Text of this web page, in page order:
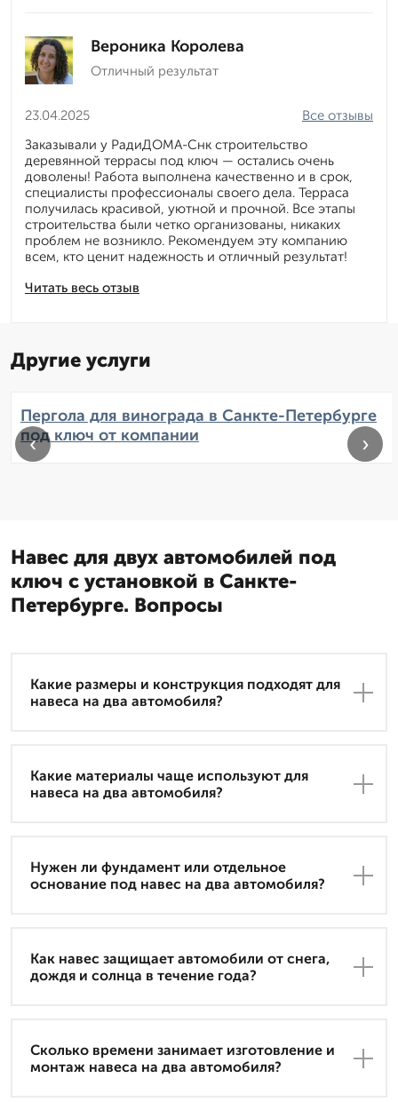
Вероника Королева
Отличный результат
23.04.2025
Читать весь отзыв
Все отзывы
Заказывали у РадиДОМА-Снк строительство
деревянной террасы под ключ — остались очень
доволены! Работа выполнена качественно и в срок,
специалисты профессионалы своего дела. Терраса
получилась красивой, уютной и прочной. Все этапы
строительства были четко организованы, никаких
проблем не возникло. Рекомендуем эту компанию
всем, кто ценит надежность и отличный результат!
Другие услуги
Пергола для винограда в Санкте-Петербурге
под ключ от компании
‹ ›
Навес для двух автомобилей под
ключ с установкой в Санкте-
Петербурге. Вопросы
Какие размеры и конструкция подходят для
навеса на два автомобиля?
Какие материалы чаще используют для
навеса на два автомобиля?
Нужен ли фундамент или отдельное
основание под навес на два автомобиля?
Как навес защищает автомобили от снега,
дождя и солнца в течение года?
Сколько времени занимает изготовление и
монтаж навеса на два автомобиля?